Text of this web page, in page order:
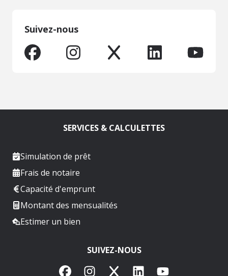
Suivez-nous
SERVICES & CALCULETTES
Simulation de prêt
Frais de notaire
Capacité d'emprunt
Montant des mensualités
Estimer un bien
SUIVEZ-NOUS
FacebookInstagram
X LinkedInYouTube